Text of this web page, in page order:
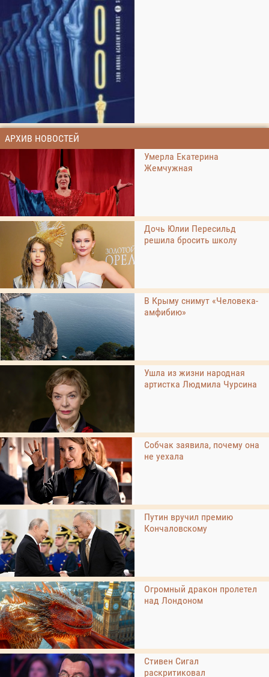
АРХИВ НОВОСТЕЙ
Умерла Екатерина
Жемчужная
Дочь Юлии Пересильд
решила бросить школу
В Крыму снимут «Человека-
амфибию»
Ушла из жизни народная
артистка Людмила Чурсина
Собчак заявила, почему она
не уехала
Путин вручил премию
Кончаловскому
Огромный дракон пролетел
над Лондоном
Стивен Сигал
раскритиковал